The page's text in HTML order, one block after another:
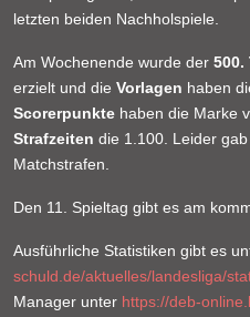
letzten beiden Nachholspiele.
Am Wochenende wurde der 500.
erzielt und die Vorlagen haben
Scorerpunkte haben die Marke
Strafzeiten die 1.100. Leider
Matchstrafen.
Den 11. Spieltag gibt es am
Ausführliche Statistiken gibt es
schuld.de/aktuelles/landesliga/
Manager unter https://deb-